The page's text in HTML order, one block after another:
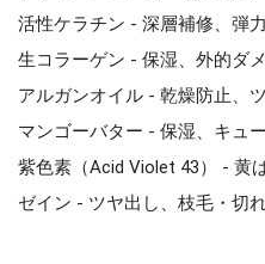
活性ケラチン - 深層補修、弾
生コラーゲン - 保湿、外的ダ
アルガンオイル - 乾燥防止、
マンゴーバター - 保湿、キュ
紫色素（Acid Violet 43） - 黄
ゼイン - ツヤ出し、枝毛・切